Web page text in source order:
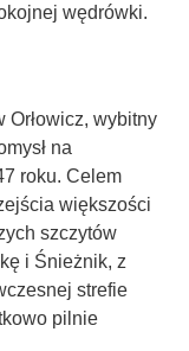
wędrówki.
Orłowicz, wybitny
na
roku. Celem
większości
szczytów
i Śnieżnik, z
strefie
pilnie